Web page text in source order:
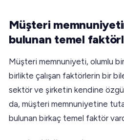
Müşteri
bulunan temel
Müşteri memnuniyeti, olumlu
birlikte çalışan faktörlerin bir
sektör ve şirketin kendine
da, müşteri memnuniyetine
bulunan birkaç temel faktör